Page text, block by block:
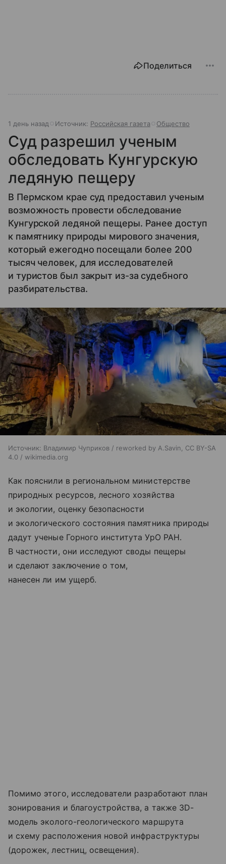
Поделиться
1 день назад Источник: Российская газета Общество
Суд разрешил ученым
обследовать Кунгурскую
ледяную пещеру
В Пермском крае суд предоставил ученым
возможность провести обследование
Кунгурской ледяной пещеры. Ранее доступ
к памятнику природы мирового значения,
который ежегодно посещали более 200
тысяч человек, для исследователей
и туристов был закрыт из-за судебного
разбирательства.
Источник: Владимир Чуприков / reworked by A.Savin, CC BY-SA
4.0 / wikimedia.org
Как пояснили в региональном министерстве
природных ресурсов, лесного хозяйства
и экологии, оценку безопасности
и экологического состояния памятника природы
дадут ученые Горного института УрО РАН.
В частности, они исследуют своды пещеры
и сделают заключение о том,
нанесен ли им ущерб.
Помимо этого, исследователи разработают план
зонирования и благоустройства, а также 3D-
модель эколого-геологического маршрута
и схему расположения новой инфраструктуры
(дорожек, лестниц, освещения).